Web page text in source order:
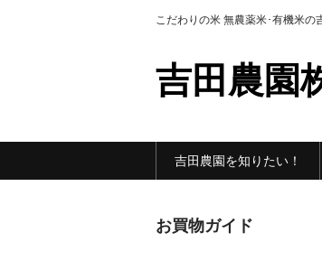
こだわりの米 無農薬米･有機米の
吉田農園
吉田農園を知りたい！
お買物ガイド